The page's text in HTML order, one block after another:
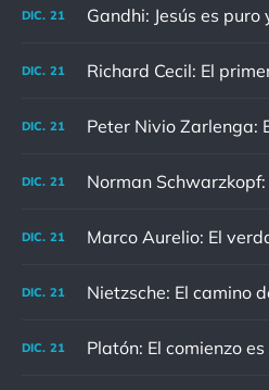
DIC. 21
DIC. 21
DIC. 21
DIC. 21
DIC. 21
DIC. 21
DIC. 21